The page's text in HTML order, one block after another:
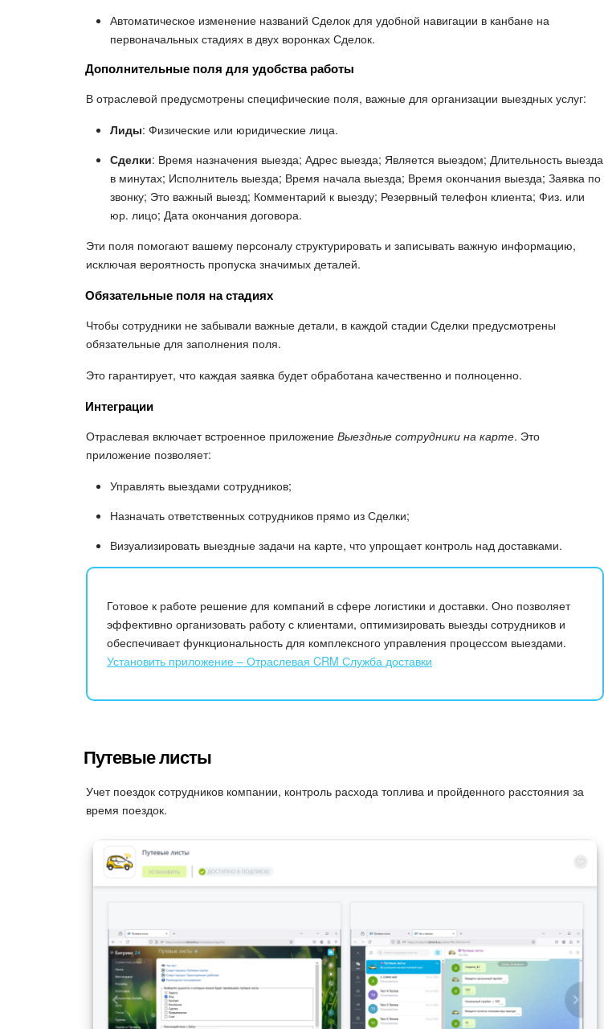
Автоматическое изменение названий Сделок для удобной навигации в канбане на
первоначальных стадиях в двух воронках Сделок.
Дополнительные поля для удобства работы
В отраслевой предусмотрены специфические поля, важные для организации выездных услуг:
Лиды: Физические или юридические лица.
Сделки: Время назначения выезда; Адрес выезда; Является выездом; Длительность выезда
в минутах; Исполнитель выезда; Время начала выезда; Время окончания выезда; Заявка по
звонку; Это важный выезд; Комментарий к выезду; Резервный телефон клиента; Физ. или
юр. лицо; Дата окончания договора.
Эти поля помогают вашему персоналу структурировать и записывать важную информацию,
исключая вероятность пропуска значимых деталей.
Обязательные поля на стадиях
Чтобы сотрудники не забывали важные детали, в каждой стадии Сделки предусмотрены
обязательные для заполнения поля.
Это гарантирует, что каждая заявка будет обработана качественно и полноценно.
Интеграции
Отраслевая включает встроенное приложение Выездные сотрудники на карте. Это
приложение позволяет:
Управлять выездами сотрудников;
Назначать ответственных сотрудников прямо из Сделки;
Визуализировать выездные задачи на карте, что упрощает контроль над доставками.
Готовое к работе решение для компаний в сфере логистики и доставки. Оно позволяет
эффективно организовать работу с клиентами, оптимизировать выезды сотрудников и
обеспечивает функциональность для комплексного управления процессом выездами.
Установить приложение – Отраслевая CRM Служба доставки
Путевые листы
Учет поездок сотрудников компании, контроль расхода топлива и пройденного расстояния за
время поездок.